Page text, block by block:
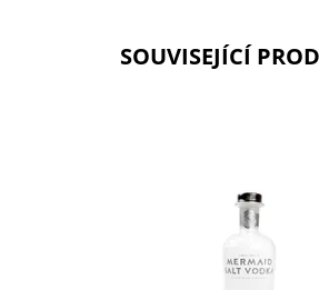
SOUVISEJÍCÍ
Mermaid Salt Vodka 40,0% z Isle
První a jediná palírna na ostrově
Vychutnejte si jedinečnou chuť a